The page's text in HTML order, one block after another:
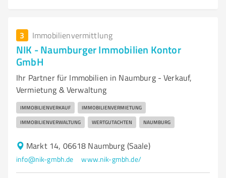
3 Immobilienvermittlung
NIK - Naumburger Immobilien Kontor
GmbH
Ihr Partner für Immobilien in Naumburg - Verkauf,
Vermietung & Verwaltung
IMMOBILIENVERKAUF IMMOBILIENVERMIETUNG
IMMOBILIENVERWALTUNG WERTGUTACHTEN NAUMBURG
Markt 14, 06618 Naumburg (Saale)
info@nik-gmbh.de www.nik-gmbh.de/